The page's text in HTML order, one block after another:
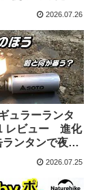
ンドキャビン
2026.07.26
ュラーランタ
レビュー 進化
ランタンで夜の
楽しむ –
2026.07.25